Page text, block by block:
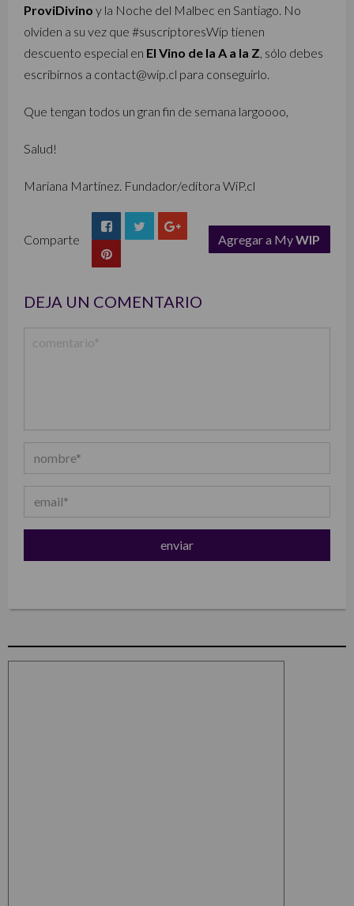
ProviDivino y la Noche del Malbec en Santiago. No
olviden a su vez que #suscriptoresWip tienen
descuento especial en El Vino de la A a la Z , sólo debes
escribirnos a contact@wip.cl para conseguirlo.
Que tengan todos un gran fin de semana largoooo,
Salud!
Mariana Martínez. Fundador/editora WiP.cl
Comparte Agregar a MyWIP
DEJA UN COMENTARIO